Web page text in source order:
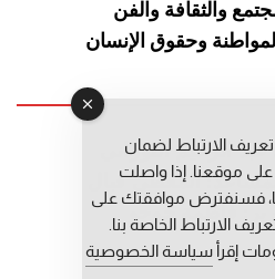
والثقافة والفن
وحقوق الإنسان
الرحيم التوراني
المعطي قبال
فاطمة حوحو
الارتباط لضمان
موقعنا. إذا واصلت
فسنفترض موافقتك على
الارتباط الخاصة بنا.
إقرأ سياسة الخصوصية